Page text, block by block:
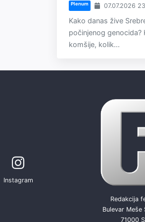
Plenum 07.07.2026
Kako danas žive
počinjenog genocida?
komšije, kolik...
Instagram
Redakcija
Bulevar Meše
71000